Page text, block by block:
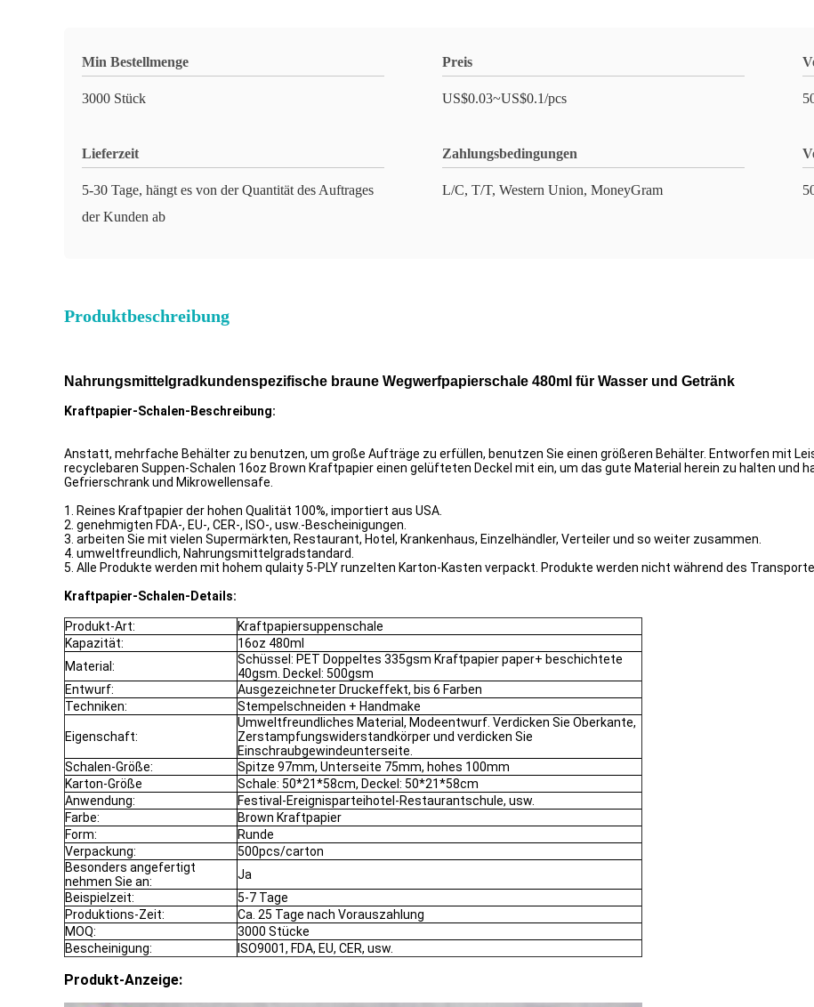
Min Bestellmenge
3000 Stück
Preis
US$0.03~US$0.1/pcs
Lieferzeit
5-30 Tage, hängt es von der Quantität des Auftrages
der Kunden ab
Zahlungsbedingungen
L/C, T/T, Western Union, MoneyGram
Produktbeschreibung
Nahrungsmittelgradkundenspezifische braune Wegwerfpapierschale 480ml für Wasser und Getränk
Kraftpapier-Schalen-Beschreibung:
Anstatt, mehrfache Behälter zu benutzen, um große Aufträge zu erfüllen, benutzen Sie einen größeren Behälter. Entworfen mit
recyclebaren Suppen-Schalen 16oz Brown Kraftpapier einen gelüfteten Deckel mit ein, um das gute Material herein zu halten und
Gefrierschrank und Mikrowellensafe.
1. Reines Kraftpapier der hohen Qualität 100%, importiert aus USA.
2. genehmigten FDA-, EU-, CER-, ISO-, usw.-Bescheinigungen.
3. arbeiten Sie mit vielen Supermärkten, Restaurant, Hotel, Krankenhaus, Einzelhändler, Verteiler und so weiter zusammen.
4. umweltfreundlich, Nahrungsmittelgradstandard.
5. Alle Produkte werden mit hohem qulaity 5-PLY runzelten Karton-Kasten verpackt. Produkte werden nicht während des
Kraftpapier-Schalen-Details:
Produkt-Art:
Kraftpapiersuppenschale
Kapazität:
16oz 480ml
Material:
Schüssel: PET Doppeltes 335gsm Kraftpapier paper+ beschichtete
40gsm. Deckel: 500gsm
Entwurf:
Ausgezeichneter Druckeffekt, bis 6 Farben
Techniken:
Stempelschneiden + Handmake
Eigenschaft:
Umweltfreundliches Material, Modeentwurf. Verdicken Sie Oberkante,
Zerstampfungswiderstandkörper und verdicken Sie
Einschraubgewindeunterseite.
Schalen-Größe:
Spitze 97mm, Unterseite 75mm, hohes 100mm
Karton-Größe
Schale: 50*21*58cm, Deckel: 50*21*58cm
Anwendung:
Festival-Ereignisparteihotel-Restaurantschule, usw.
Farbe:
Brown Kraftpapier
Form:
Runde
Verpackung:
500pcs/carton
Besonders angefertigt
nehmen Sie an:
Ja
Beispielzeit:
5-7 Tage
Produktions-Zeit:
Ca. 25 Tage nach Vorauszahlung
MOQ:
3000 Stücke
Bescheinigung:
ISO9001, FDA, EU, CER, usw.
Produkt-Anzeige: